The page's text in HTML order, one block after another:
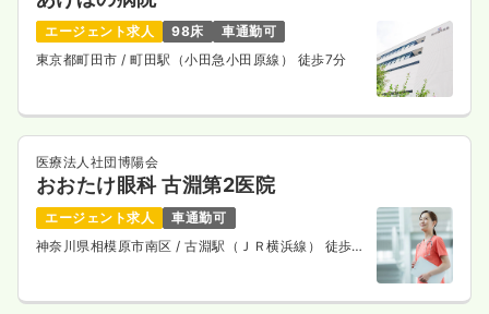
エージェント求人 98床
車通勤可
東京都町田市/ 町田駅（小田急小田原線） 徒歩7分
医療法人社団博陽会
おおたけ眼科 古淵第2医院
エージェント求人
車通勤可
神奈川県相模原市南区/ 古淵駅（ＪＲ横浜線） 徒歩3